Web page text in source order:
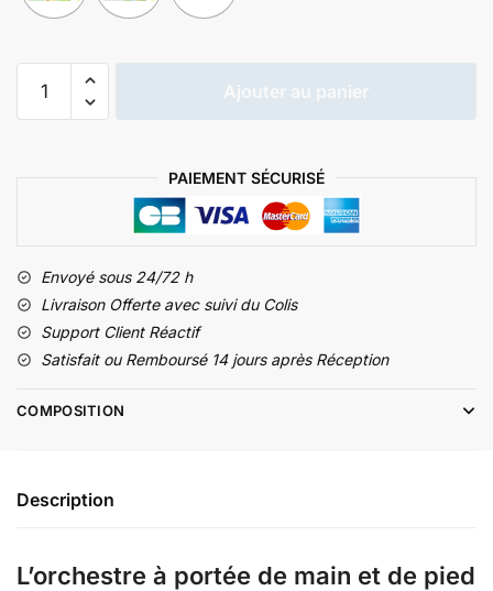
Ajouter au panier
PAIEMENT SÉCURISÉ
Envoyé sous 24/72 h
Livraison Offerte avec suivi du Colis
Support Client Réactif
Satisfait ou Remboursé 14 jours après Réception
COMPOSITION
Description
L’orchestre à portée de main et de pied